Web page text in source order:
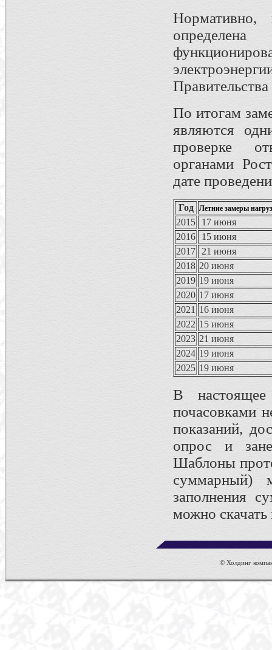
Нормативно,
По итогам
являются
проверке
органами
дате
Год Летние замеры
2015
17 июня
2016
15 июня
2017
21 июня
2018 20 июня
2019 19 июня
2020 17 июня
2021 16 июня
2022 15 июня
2023 21 июня
2024 19 июня
2025 19 июня
В
почасовками
показаний,
опрос и
Шаблоны
суммарный)
заполнения
можно
© Холдинг